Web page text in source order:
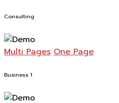
Consulting
Multi Pages One Page
Business 1